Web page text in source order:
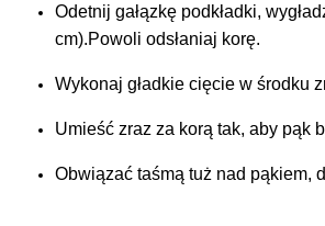
Odetnij gałązkę podkładki,
cm).Powoli odsłaniaj korę.
Wykonaj gładkie cięcie w środku
Umieść zraz za korą tak, aby pąk
Obwiązać taśmą tuż nad pąkiem,